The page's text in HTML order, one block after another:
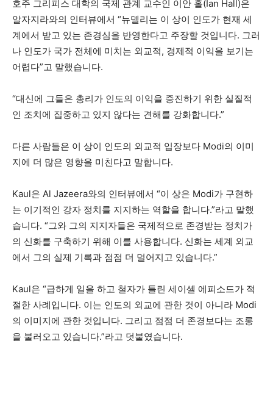
호주 그리피스 대학의 국제 관계 교수인 이안 홀(Ian Hall)은
알자지라와의 인터뷰에서 “뉴델리는 이 상이 인도가 현재 세
계에서 받고 있는 존경심을 반영한다고 주장할 것입니다. 그러
나 인도가 국가 전체에 미치는 외교적, 경제적 이익을 보기는
어렵다”고 말했습니다.
“대신에 그들은 총리가 인도의 이익을 증진하기 위한 실질적
인 조치에 집중하고 있지 않다는 견해를 강화합니다.”
다른 사람들은 이 상이 인도의 외교적 입장보다 Modi의 이미
지에 더 많은 영향을 미친다고 말합니다.
Kaul은 Al Jazeera와의 인터뷰에서 “이 상은 Modi가 구현하
는 이기적인 강자 정치를 지지하는 역할을 합니다.”라고 말했
습니다. “그와 그의 지지자들은 국제적으로 존경받는 정치가
의 신화를 구축하기 위해 이를 사용합니다. 신화는 세계 외교
에서 그의 실제 기록과 점점 더 멀어지고 있습니다.”
Kaul은 “급하게 일을 하고 철자가 틀린 세이셸 에피소드가 적
절한 사례입니다. 이는 인도의 외교에 관한 것이 아니라 Modi
의 이미지에 관한 것입니다. 그리고 점점 더 존경보다는 조롱
을 불러오고 있습니다.”라고 덧붙였습니다.